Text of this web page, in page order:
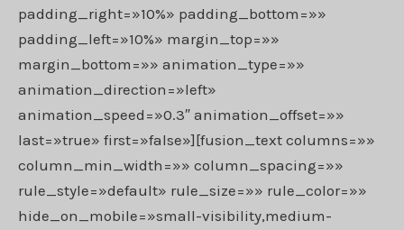
padding_right=»10%» padding_bottom=»»
padding_left=»10%» margin_top=»»
margin_bottom=»» animation_type=»»
animation_direction=»left»
animation_speed=»0.3″ animation_offset=»»
last=»true» first=»false»][fusion_text columns=»»
column_min_width=»» column_spacing=»»
rule_style=»default» rule_size=»» rule_color=»»
hide_on_mobile=»small-visibility,medium-